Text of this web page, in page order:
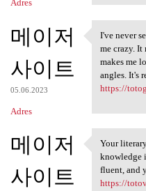
Adres
메이저
사이트
05.06.2023
Adres
I've never
I've never
me crazy. It
makes me
angles. It's
https://
메이저
사이트
Your
Your
knowledge
fluent, and
https://